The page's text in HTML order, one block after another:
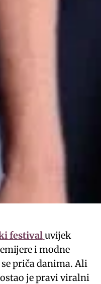
festivaluvijek
i modne
priča danima. Ali
je pravi viralni